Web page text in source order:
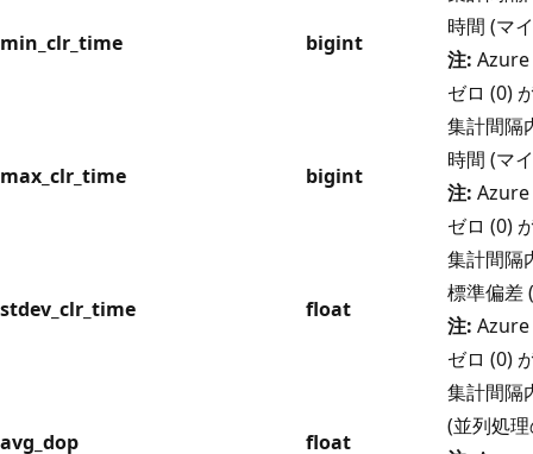
min_clr_time bigint
時間 (マ
注: Azure
ゼロ (0)
max_clr_time bigint
集計間隔
時間 (マ
注: Azure
ゼロ (0)
stdev_clr_time float
集計間隔
標準偏差
注: Azure
ゼロ (0)
avg_dop float
集計間隔
(並列処